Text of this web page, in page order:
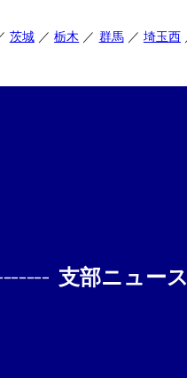
茨城 栃木 群馬 埼玉西
支部ニュース